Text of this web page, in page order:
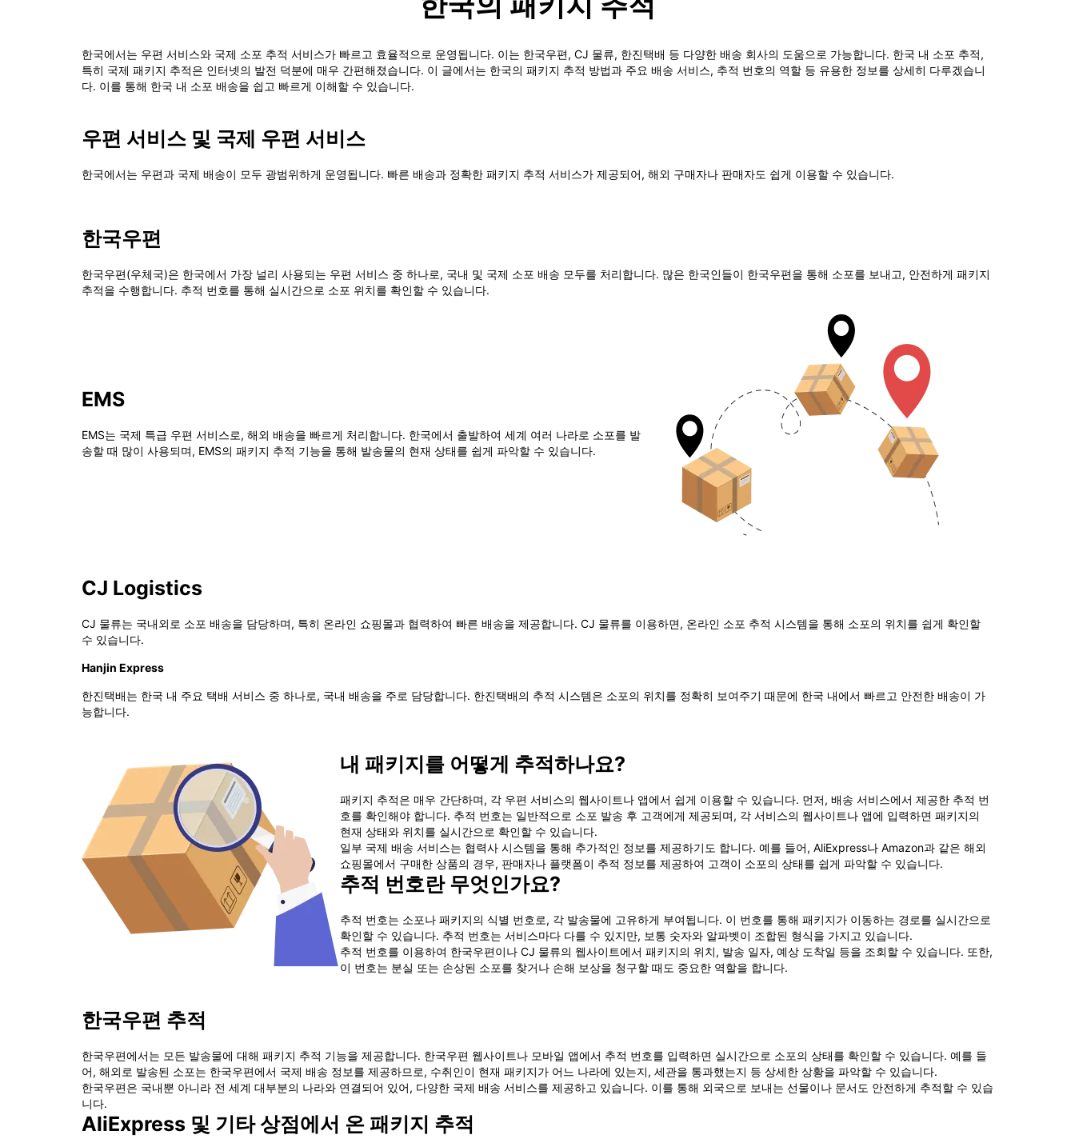
한국에서는 우편 서비스와 국제 소포 추적 서비스가 빠르고 효율적으로 운영됩니다. 이는 한국우편, CJ 물류, 한진택배 등 다양한 배송 회사의 도움으로 가능합니다. 한국 내 소포 추적,
특히 국제 패키지 추적은 인터넷의 발전 덕분에 매우 간편해졌습니다. 이 글에서는 한국의 패키지 추적 방법과 주요 배송 서비스, 추적 번호의 역할 등 유용한 정보를 상세히 다루겠습니
다. 이를 통해 한국 내 소포 배송을 쉽고 빠르게 이해할 수 있습니다.
우편 서비스 및 국제 우편 서비스
한국에서는 우편과 국제 배송이 모두 광범위하게 운영됩니다. 빠른 배송과 정확한 패키지 추적 서비스가 제공되어, 해외 구매자나 판매자도 쉽게 이용할 수 있습니다.
한국우편
한국우편(우체국)은 한국에서 가장 널리 사용되는 우편 서비스 중 하나로, 국내 및 국제 소포 배송 모두를 처리합니다. 많은 한국인들이 한국우편을 통해 소포를 보내고, 안전하게 패키지
추적을 수행합니다. 추적 번호를 통해 실시간으로 소포 위치를 확인할 수 있습니다.
EMS
EMS는 국제 특급 우편 서비스로, 해외 배송을 빠르게 처리합니다. 한국에서 출발하여 세계 여러 나라로 소포를 발
송할 때 많이 사용되며, EMS의 패키지 추적 기능을 통해 발송물의 현재 상태를 쉽게 파악할 수 있습니다.
CJ Logistics
CJ 물류는 국내외로 소포 배송을 담당하며, 특히 온라인 쇼핑몰과 협력하여 빠른 배송을 제공합니다. CJ 물류를 이용하면, 온라인 소포 추적 시스템을 통해 소포의 위치를 쉽게 확인할
수 있습니다.
Hanjin Express
한진택배는 한국 내 주요 택배 서비스 중 하나로, 국내 배송을 주로 담당합니다. 한진택배의 추적 시스템은 소포의 위치를 정확히 보여주기 때문에 한국 내에서 빠르고 안전한 배송이 가
능합니다.
내 패키지를 어떻게 추적하나요?
패키지 추적은 매우 간단하며, 각 우편 서비스의 웹사이트나 앱에서 쉽게 이용할 수 있습니다. 먼저, 배송 서비스에서 제공한 추적 번
호를 확인해야 합니다. 추적 번호는 일반적으로 소포 발송 후 고객에게 제공되며, 각 서비스의 웹사이트나 앱에 입력하면 패키지의
현재 상태와 위치를 실시간으로 확인할 수 있습니다.
일부 국제 배송 서비스는 협력사 시스템을 통해 추가적인 정보를 제공하기도 합니다. 예를 들어, AliExpress나 Amazon과 같은 해외
쇼핑몰에서 구매한 상품의 경우, 판매자나 플랫폼이 추적 정보를 제공하여 고객이 소포의 상태를 쉽게 파악할 수 있습니다.
추적 번호란 무엇인가요?
추적 번호는 소포나 패키지의 식별 번호로, 각 발송물에 고유하게 부여됩니다. 이 번호를 통해 패키지가 이동하는 경로를 실시간으로
확인할 수 있습니다. 추적 번호는 서비스마다 다를 수 있지만, 보통 숫자와 알파벳이 조합된 형식을 가지고 있습니다.
추적 번호를 이용하여 한국우편이나 CJ 물류의 웹사이트에서 패키지의 위치, 발송 일자, 예상 도착일 등을 조회할 수 있습니다. 또한,
이 번호는 분실 또는 손상된 소포를 찾거나 손해 보상을 청구할 때도 중요한 역할을 합니다.
한국우편 추적
한국우편에서는 모든 발송물에 대해 패키지 추적 기능을 제공합니다. 한국우편 웹사이트나 모바일 앱에서 추적 번호를 입력하면 실시간으로 소포의 상태를 확인할 수 있습니다. 예를 들
어, 해외로 발송된 소포는 한국우편에서 국제 배송 정보를 제공하므로, 수취인이 현재 패키지가 어느 나라에 있는지, 세관을 통과했는지 등 상세한 상황을 파악할 수 있습니다.
한국우편은 국내뿐 아니라 전 세계 대부분의 나라와 연결되어 있어, 다양한 국제 배송 서비스를 제공하고 있습니다. 이를 통해 외국으로 보내는 선물이나 문서도 안전하게 추적할 수 있습
니다.
AliExpress 및 기타 상점에서 온 패키지 추적